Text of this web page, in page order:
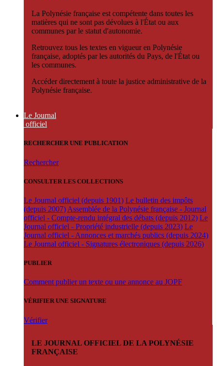
La Polynésie française est compétente dans toutes les
matières qui ne sont pas dévolues à l'État ou aux
communes par le statut d'autonomie.
Retrouvez tous les textes en vigueur en Polynésie
française, adoptés par les autorités du Pays, de l'État ou
les communes.
Accéder directement à toute la justice administrative de la
Polynésie française.
Le Journal
officiel
RECHERCHER UNE PUBLICATION
Rechercher
CONSULTER LES COLLECTIONS
Le Journal officiel (depuis 1901) Le bulletin des impôts
(depuis 2007) Assemblée de la Polynésie française - Journal
officiel - Compte-rendu intégral des débats (depuis 2012) Le
Journal officiel - Propriété industrielle (depuis 2023) Le
Journal officiel - Annonces et marchés publics (depuis 2024)
Le Journal officiel - Signatures électroniques (depuis 2026)
PUBLIER
Comment publier un texte ou une annonce au JOPF
VÉRIFIER UNE SIGNATURE
Vérifier
LE JOURNAL OFFICIEL DE LA POLYNÉSIE
FRANÇAISE